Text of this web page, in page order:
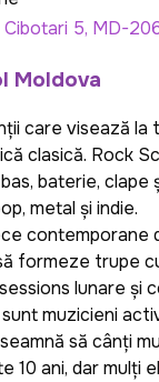
Cibotari 5, MD-
Moldova
care visează la
clasică. Rock
baterie, clape
metal și indie.
contemporane
formeze trupe
lunare și
muzicieni
să cânți
10 ani, dar mulți